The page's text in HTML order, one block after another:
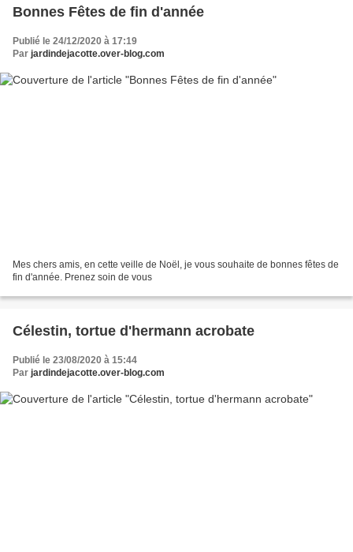
Bonnes Fêtes de fin d'année
Publié le 24/12/2020 à 17:19
Par jardindejacotte.over-blog.com
Mes chers amis, en cette veille de Noël, je vous souhaite de bonnes fêtes de
fin d'année. Prenez soin de vous
Célestin, tortue d'hermann acrobate
Publié le 23/08/2020 à 15:44
Par jardindejacotte.over-blog.com